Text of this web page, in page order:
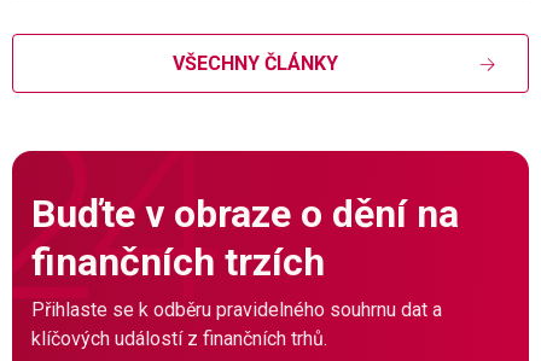
VŠECHNY ČLÁNKY
Buďte v obraze o dění na
finančních trzích
Přihlaste se k odběru pravidelného souhrnu dat a
klíčových událostí z finančních trhů.